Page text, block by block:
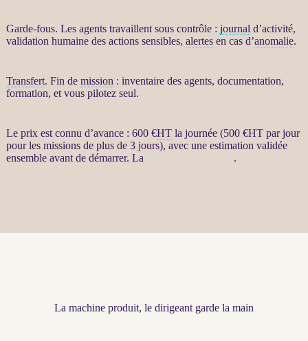
Garde-fous. Les agentstravaillent sous contrôle : journal d’activité,
validation humaine des actions sensibles, alertesen cas d’anomalie.
Transfert. Fin de mission : inventaire des agents, documentation,
formation, et vous pilotez seul.
Le prix est connu d’avance : 600 €HTla journée (500 €HTpar jour
pour les missionsde plus de 3 jours), avec une estimation validée
ensemble avant de démarrer. La
.
La machine produit, le dirigeant garde la main